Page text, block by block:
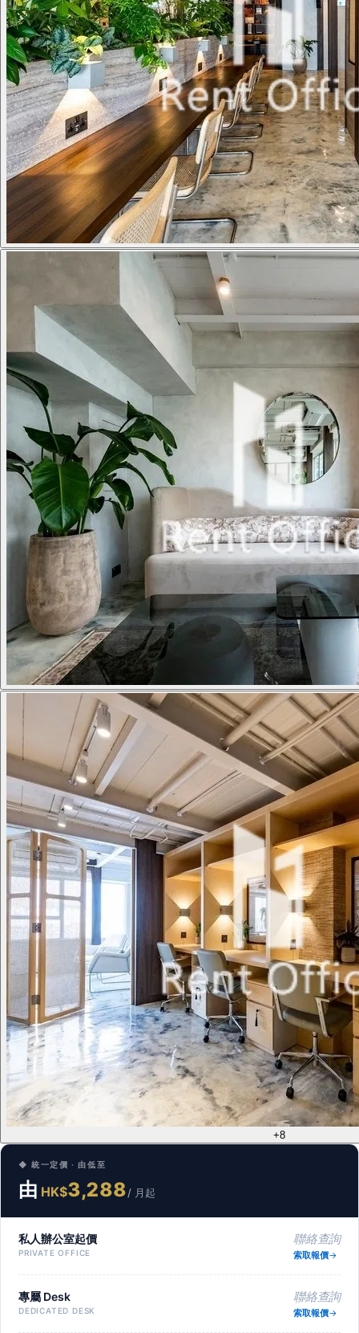
+8
◆ 統一定價 · 由低至
由 HK$3,288/ 月起
私人辦公室起價
PRIVATE OFFICE
聯絡查詢
索取報價
專屬 Desk
DEDICATED DESK
聯絡查詢
索取報價